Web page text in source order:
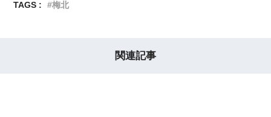
TAGS :
梅北
関連記事